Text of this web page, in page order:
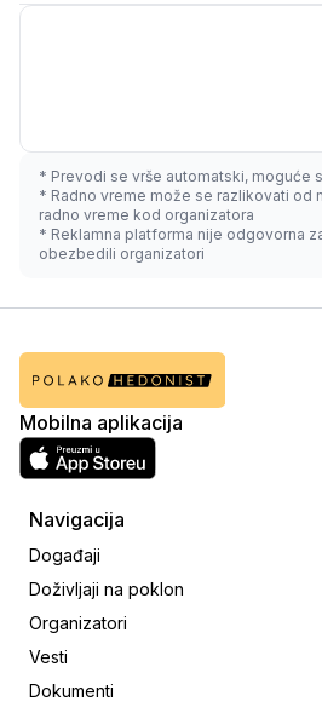
* Prevodi se vrše automatski, moguće
* Radno vreme može se razlikovati od
radno vreme kod organizatora
* Reklamna platforma nije odgovorna
obezbedili organizatori
Mobilna aplikacija
Navigacija
Događaji
Doživljaji na poklon
Organizatori
Vesti
Dokumenti